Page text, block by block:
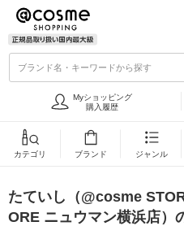
ブランド名・キーワードから探す
Myショッピング
購入履歴
カテゴリ ブランド ジャンル
たていし（@cosme
ORE ニュウマン横浜店）